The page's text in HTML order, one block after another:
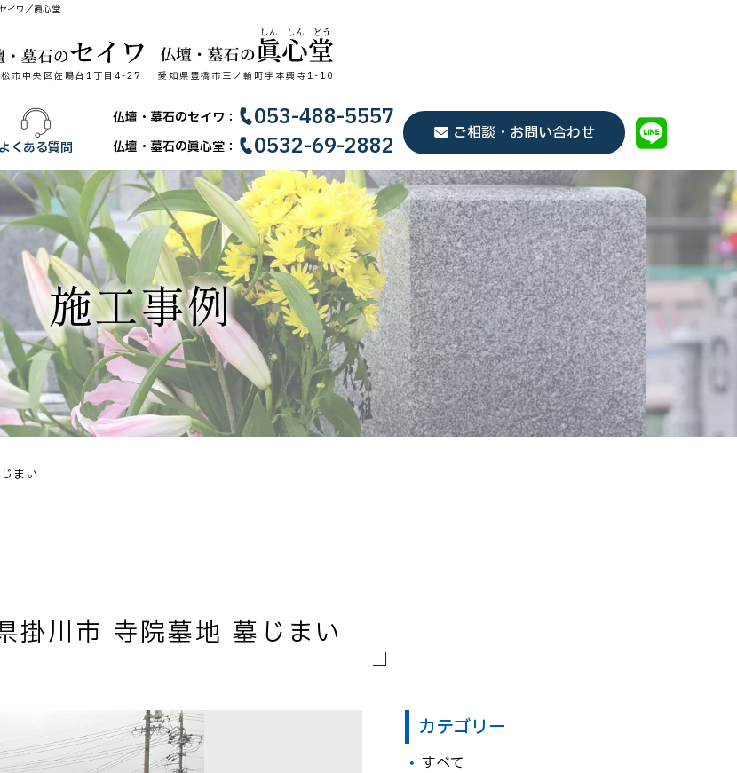
イワ／眞心堂
市中央区佐鳴台1丁目4-27 愛知県豊橋市三ノ輪町字本興寺1-10
よくある質問
仏壇・墓石のセイワ： 053-488-5557
仏壇・墓石の眞心堂： 0532-69-2882 ご相談・お問い合わせ
まい
カテゴリー
すべて